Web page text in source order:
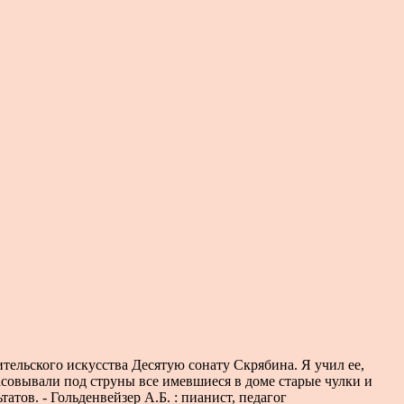
искусства Десятую сонату Скрябина. Я учил ее,
под струны все имевшиеся в доме старые чулки и
- Гольденвейзер А.Б. : пианист, педагог